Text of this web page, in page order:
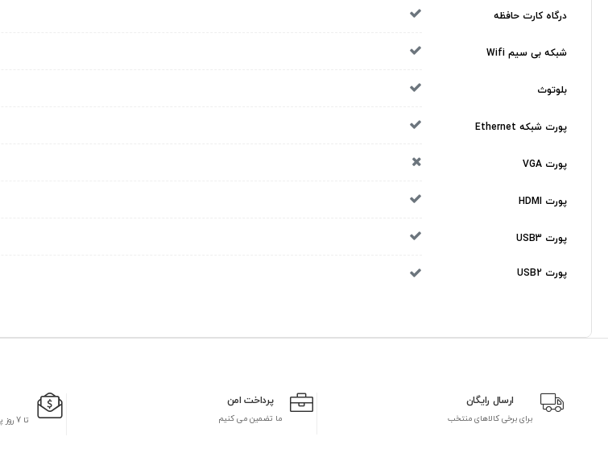
درگاه کارت حافظه
شبکه بی سیم Wifi
بلوتوث
پورت شبکه Ethernet
پورت VGA
پورت HDMI
پورت USB3
پورت USB2
ارسال رایگان
برای برخی کالاهای منتخب
پرداخت امن
ما تضمین می کنیم تا 7 روز پس از پرداخت سفارش